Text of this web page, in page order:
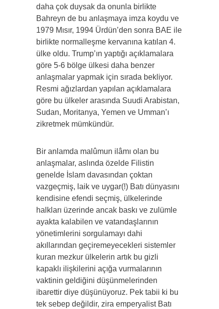
daha çok duysak da onunla birlikte
Bahreyn de bu anlaşmaya imza koydu ve
1979 Mısır, 1994 Ürdün’den sonra BAE ile
birlikte normalleşme kervanına katılan 4.
ülke oldu. Trump’ın yaptığı açıklamalara
göre 5-6 bölge ülkesi daha benzer
anlaşmalar yapmak için sırada bekliyor.
Resmi ağızlardan yapılan açıklamalara
göre bu ülkeler arasında Suudi Arabistan,
Sudan, Moritanya, Yemen ve Umman’ı
zikretmek mümkündür.
Bir anlamda malûmun ilâmı olan bu
anlaşmalar, aslında özelde Filistin
genelde İslam davasından çoktan
vazgeçmiş, laik ve uygar(!) Batı dünyasını
kendisine efendi seçmiş, ülkelerinde
halkları üzerinde ancak baskı ve zulümle
ayakta kalabilen ve vatandaşlarının
yönetimlerini sorgulamayı dahi
akıllarından geçiremeyecekleri sistemler
kuran mezkur ülkelerin artık bu gizli
kapaklı ilişkilerini açığa vurmalarının
vaktinin geldiğini düşünmelerinden
ibarettir diye düşünüyoruz. Pek tabii ki bu
tek sebep değildir, zira emperyalist Batı